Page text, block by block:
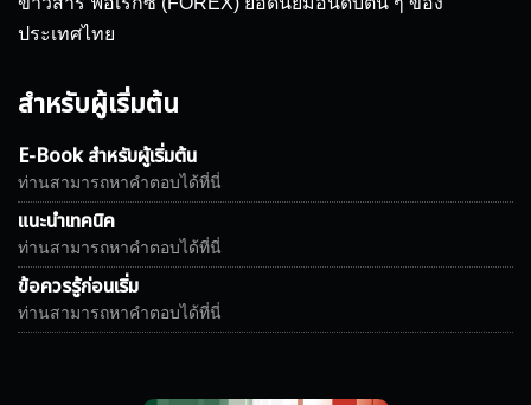
ประเทศไทย
สำหรับผู้เริ่มต้น
E-Book สำหรับผู้เริ่มต้น
ท่านสามารถหาคำตอบได้ที่นี่
แนะนำเทคนิค
ท่านสามารถหาคำตอบได้ที่นี่
ข้อควรรู้ก่อนเริ่ม
ท่านสามารถหาคำตอบได้ที่นี่